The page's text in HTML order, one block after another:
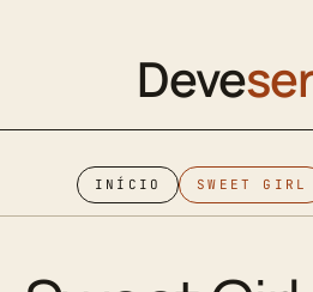
Deveser
INÍCIO SWEET GIRL